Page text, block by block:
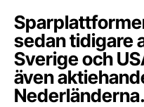
sedan tidigare
Sverige och
även
Nederländerna.